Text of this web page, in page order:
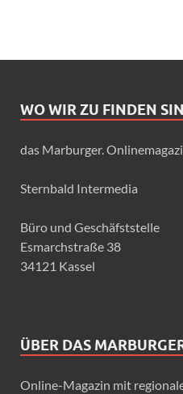
WO WIR ZU FINDEN
das Marburger.
Sternbald Intermedia
Büro und Geschäfststelle
Esmarchstraße 38
34121 Kassel
ÜBER DAS
Online-Magazin mit